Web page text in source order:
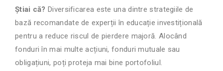
Știai că? Diversificarea este una dintre strategiile de
bază recomandate de experții în educație investițională
pentru a reduce riscul de pierdere majoră. Alocând
fonduri în mai multe acțiuni, fonduri mutuale sau
obligațiuni, poți proteja mai bine portofoliul.